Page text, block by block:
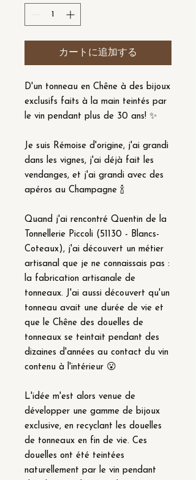
カートに追加する
D'un tonneau en Chêne à des bijoux
exclusifs faits à la main teintés par
le vin pendant plus de 30 ans! ✨
Je suis Rémoise d'origine, j'ai grandi
dans les vignes, j'ai déjà fait les
vendanges, et j'ai grandi avec des
apéros au Champagne 🍾
Quand j'ai rencontré Quentin de la
Tonnellerie Piccoli (51130 - Blancs-
Coteaux), j'ai découvert un métier
artisanal que je ne connaissais pas :
la fabrication artisanale de
tonneaux. J'ai aussi découvert qu'un
tonneau avait une durée de vie et
que le Chêne des douelles de
tonneaux se teintait pendant des
dizaines d'années au contact du vin
contenu à l'intérieur 😮
L'idée m'est alors venue de
développer une gamme de bijoux
exclusive, en recyclant les douelles
de tonneaux en fin de vie. Ces
douelles ont été teintées
naturellement par le vin pendant